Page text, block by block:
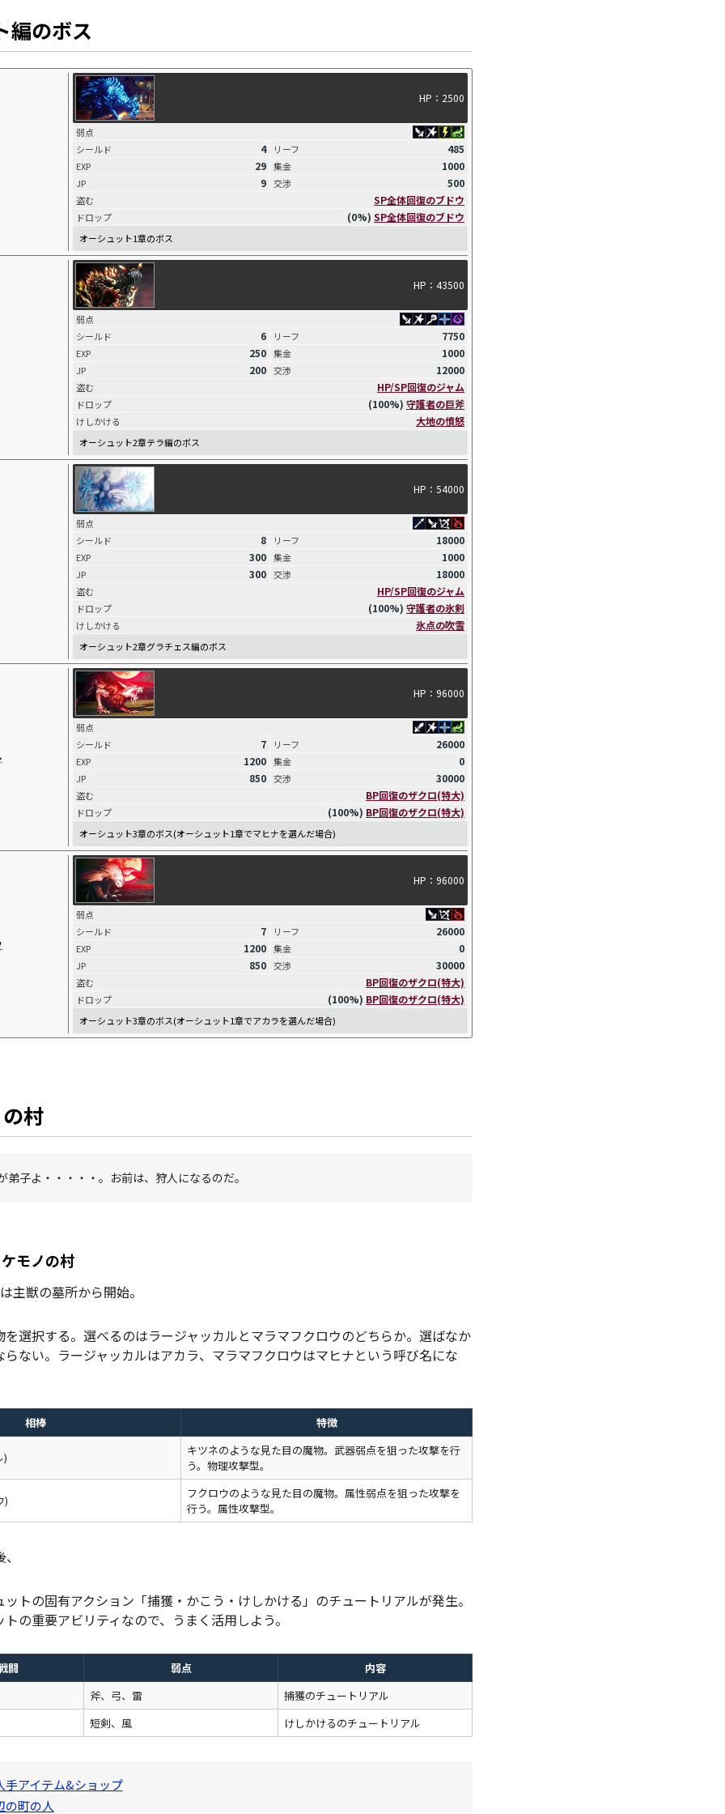
編のボス
HP：2500
弱点
シールド
4 リーフ 485
EXP 29 集金 1000
JP 9 交渉 500
盗む SP全体回復のブドウ
ドロップ (0%) SP全体回復のブドウ
オーシュット1章のボス
HP：43500
弱点
シールド
6 リーフ 7750
EXP 250 集金 1000
JP 200 交渉 12000
盗む HP/SP回復のジャム
ドロップ (100%) 守護者の巨斧
けしかける 大地の憤怒
オーシュット2章テラ編のボス
HP：54000
弱点
シールド
8 リーフ 18000
EXP 300 集金 1000
JP 300 交渉 18000
盗む HP/SP回復のジャム
ドロップ (100%) 守護者の氷剣
けしかける 氷点の吹雪
オーシュット2章グラチェス編のボス
HP：96000
弱点
シールド
7 リーフ 26000
EXP 1200 集金 0
JP 850 交渉 30000
盗む BP回復のザクロ(特大)
ドロップ (100%) BP回復のザクロ(特大)
オーシュット3章のボス(オーシュット1章でマヒナを選んだ場合)
HP：96000
弱点
シールド
7 リーフ 26000
EXP 1200 集金 0
JP 850 交渉 30000
盗む BP回復のザクロ(特大)
ドロップ (100%) BP回復のザクロ(特大)
オーシュット3章のボス(オーシュット1章でアカラを選んだ場合)
村
子よ・・・・・。お前は、狩人になるのだ。
モノの村
主獣の墓所から開始。
選択する。選べるのはラージャッカルとマラマフクロウのどちらか。選ばなか
らない。ラージャッカルはアカラ、マラマフクロウはマヒナという呼び名にな
相棒 特徴
)
キツネのような見た目の魔物。武器弱点を狙った攻撃を行
う。物理攻撃型。
)
フクロウのような見た目の魔物。属性弱点を狙った攻撃を
行う。属性攻撃型。
ットの固有アクション「捕獲・かこう・けしかける」のチュートリアルが発生。
の重要アビリティなので、うまく活用しよう。
闘 弱点
内容
斧、弓、雷
捕獲のチュートリアル
短剣、風 けしかけるのチュートリアル
手アイテム&ショップ
の町の人